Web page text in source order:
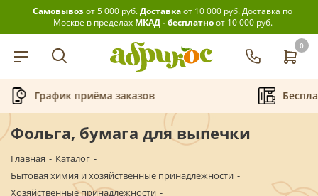
Самовывозот 5 000 руб.Доставкаот 10 000 руб.Доставка по
Москве в пределах МКАД - бесплатноот 10 000 руб.
0
График приёма заказов
Фольга, бумага для выпечки
Главная - Каталог -
Бытовая химия и хозяйственные принадлежности -
Хозяйственные принадлежности -